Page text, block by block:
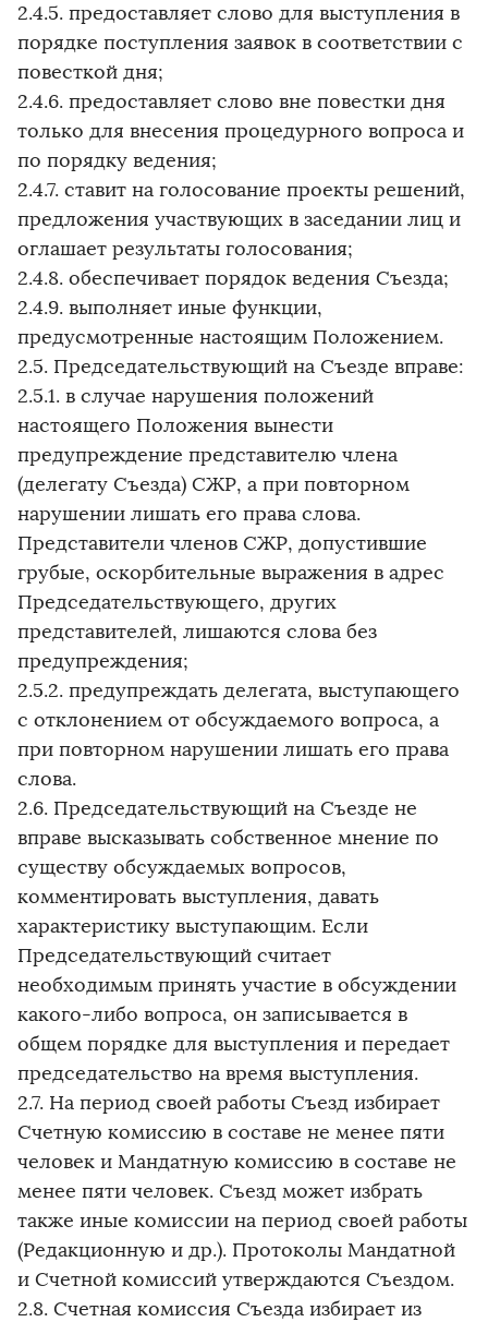
2.4.5. предоставляет слово для выступления в
порядке поступления заявок в соответствии с
повесткой дня;
2.4.6. предоставляет слово вне повестки дня
только для внесения процедурного вопроса и
по порядку ведения;
2.4.7. ставит на голосование проекты решений,
предложения участвующих в заседании лиц и
оглашает результаты голосования;
2.4.8. обеспечивает порядок ведения Съезда;
2.4.9. выполняет иные функции,
предусмотренные настоящим Положением.
2.5. Председательствующий на Съезде вправе:
2.5.1. в случае нарушения положений
настоящего Положения вынести
предупреждение представителю члена
(делегату Съезда) СЖР, а при повторном
нарушении лишать его права слова.
Представители членов СЖР, допустившие
грубые, оскорбительные выражения в адрес
Председательствующего, других
представителей, лишаются слова без
предупреждения;
2.5.2. предупреждать делегата, выступающего
с отклонением от обсуждаемого вопроса, а
при повторном нарушении лишать его права
слова.
2.6. Председательствующий на Съезде не
вправе высказывать собственное мнение по
существу обсуждаемых вопросов,
комментировать выступления, давать
характеристику выступающим. Если
Председательствующий считает
необходимым принять участие в обсуждении
какого-либо вопроса, он записывается в
общем порядке для выступления и передает
председательство на время выступления.
2.7. На период своей работы Съезд избирает
Счетную комиссию в составе не менее пяти
человек и Мандатную комиссию в составе не
менее пяти человек. Съезд может избрать
также иные комиссии на период своей работы
(Редакционную и др.). Протоколы Мандатной
и Счетной комиссий утверждаются Съездом.
2.8. Счетная комиссия Съезда избирает из